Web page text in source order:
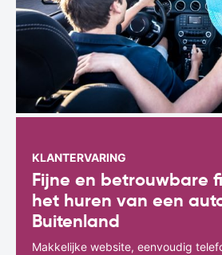
KLANTERVARING
Fijne en betrouwbare
het huren van een
Buitenland
Makkelijke website, eenvoudig